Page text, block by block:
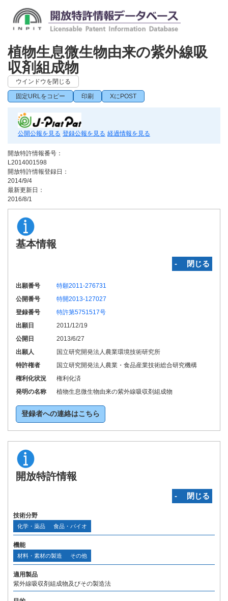
植物生息微生物由来の紫外線吸
収剤組成物
ウインドウを閉じる
固定URLをコピー 印刷 XにPOST
公開公報を見る 登録公報を見る 経過情報を見る
開放特許情報番号：
L2014001598
開放特許情報登録日：
2014/9/4
最新更新日：
2016/8/1
基本情報
‐ 閉じる
出願番号
特願2011-276731
公開番号
特開2013-127027
登録番号
特許第5751517号
出願日
2011/12/19
公開日
2013/6/27
出願人
国立研究開発法人農業環境技術研究所
特許権者
国立研究開発法人農業・食品産業技術総合研究機構
権利化状況
権利化済
発明の名称
植物生息微生物由来の紫外線吸収剤組成物
登録者への連絡はこちら
開放特許情報
‐ 閉じる
技術分野
化学・薬品 食品・バイオ
機能
材料・素材の製造 その他
適用製品
紫外線吸収剤組成物及びその製造法